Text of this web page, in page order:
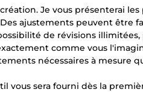
Je vous présenterai les
ajustements peuvent être
de révisions
comme vous
nécessaires à mesure
vous sera fourni dès la